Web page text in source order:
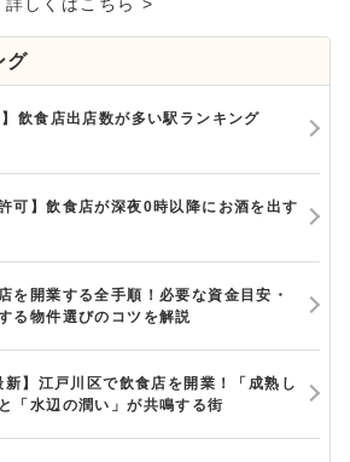
グ
】飲食店出店数が多い駅ランキング
可】飲食店が深夜0時以降にお酒を出す
を開業する全手順！必要な資金目安・
る物件選びのコツを解説
新】江戸川区で飲食店を開業！「成熟し
「水辺の潤い」が共鳴する街